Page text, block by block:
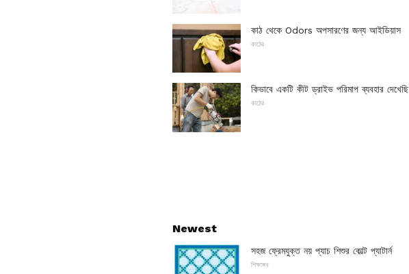
কাঠ থেকে Odors অপসারণের জন্য আইডিয়াস
কাঠের
কিভাবে একটি কীট ড্রাইভ পরিমাপ ব্যবহার দেখেছি
কাঠের
Newest
সহজ ফ্রেমযুক্ত নয় প্যাচ শিশুর কোল্ট প্যাটার্ন
শিক্ষাঙ্গন